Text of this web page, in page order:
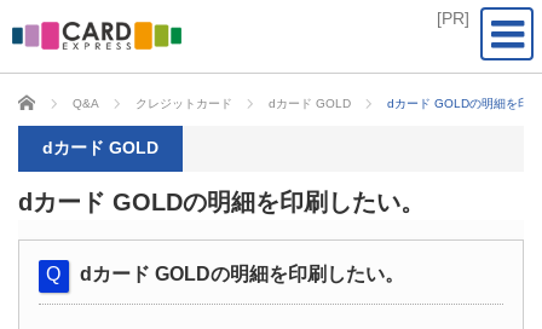
CARD EXPRESS
Q&A クレジットカード dカード GOLD dカード GOLDの明細を印
dカード GOLD
dカード GOLDの明細を印刷したい。
dカード GOLDの明細を印刷したい。